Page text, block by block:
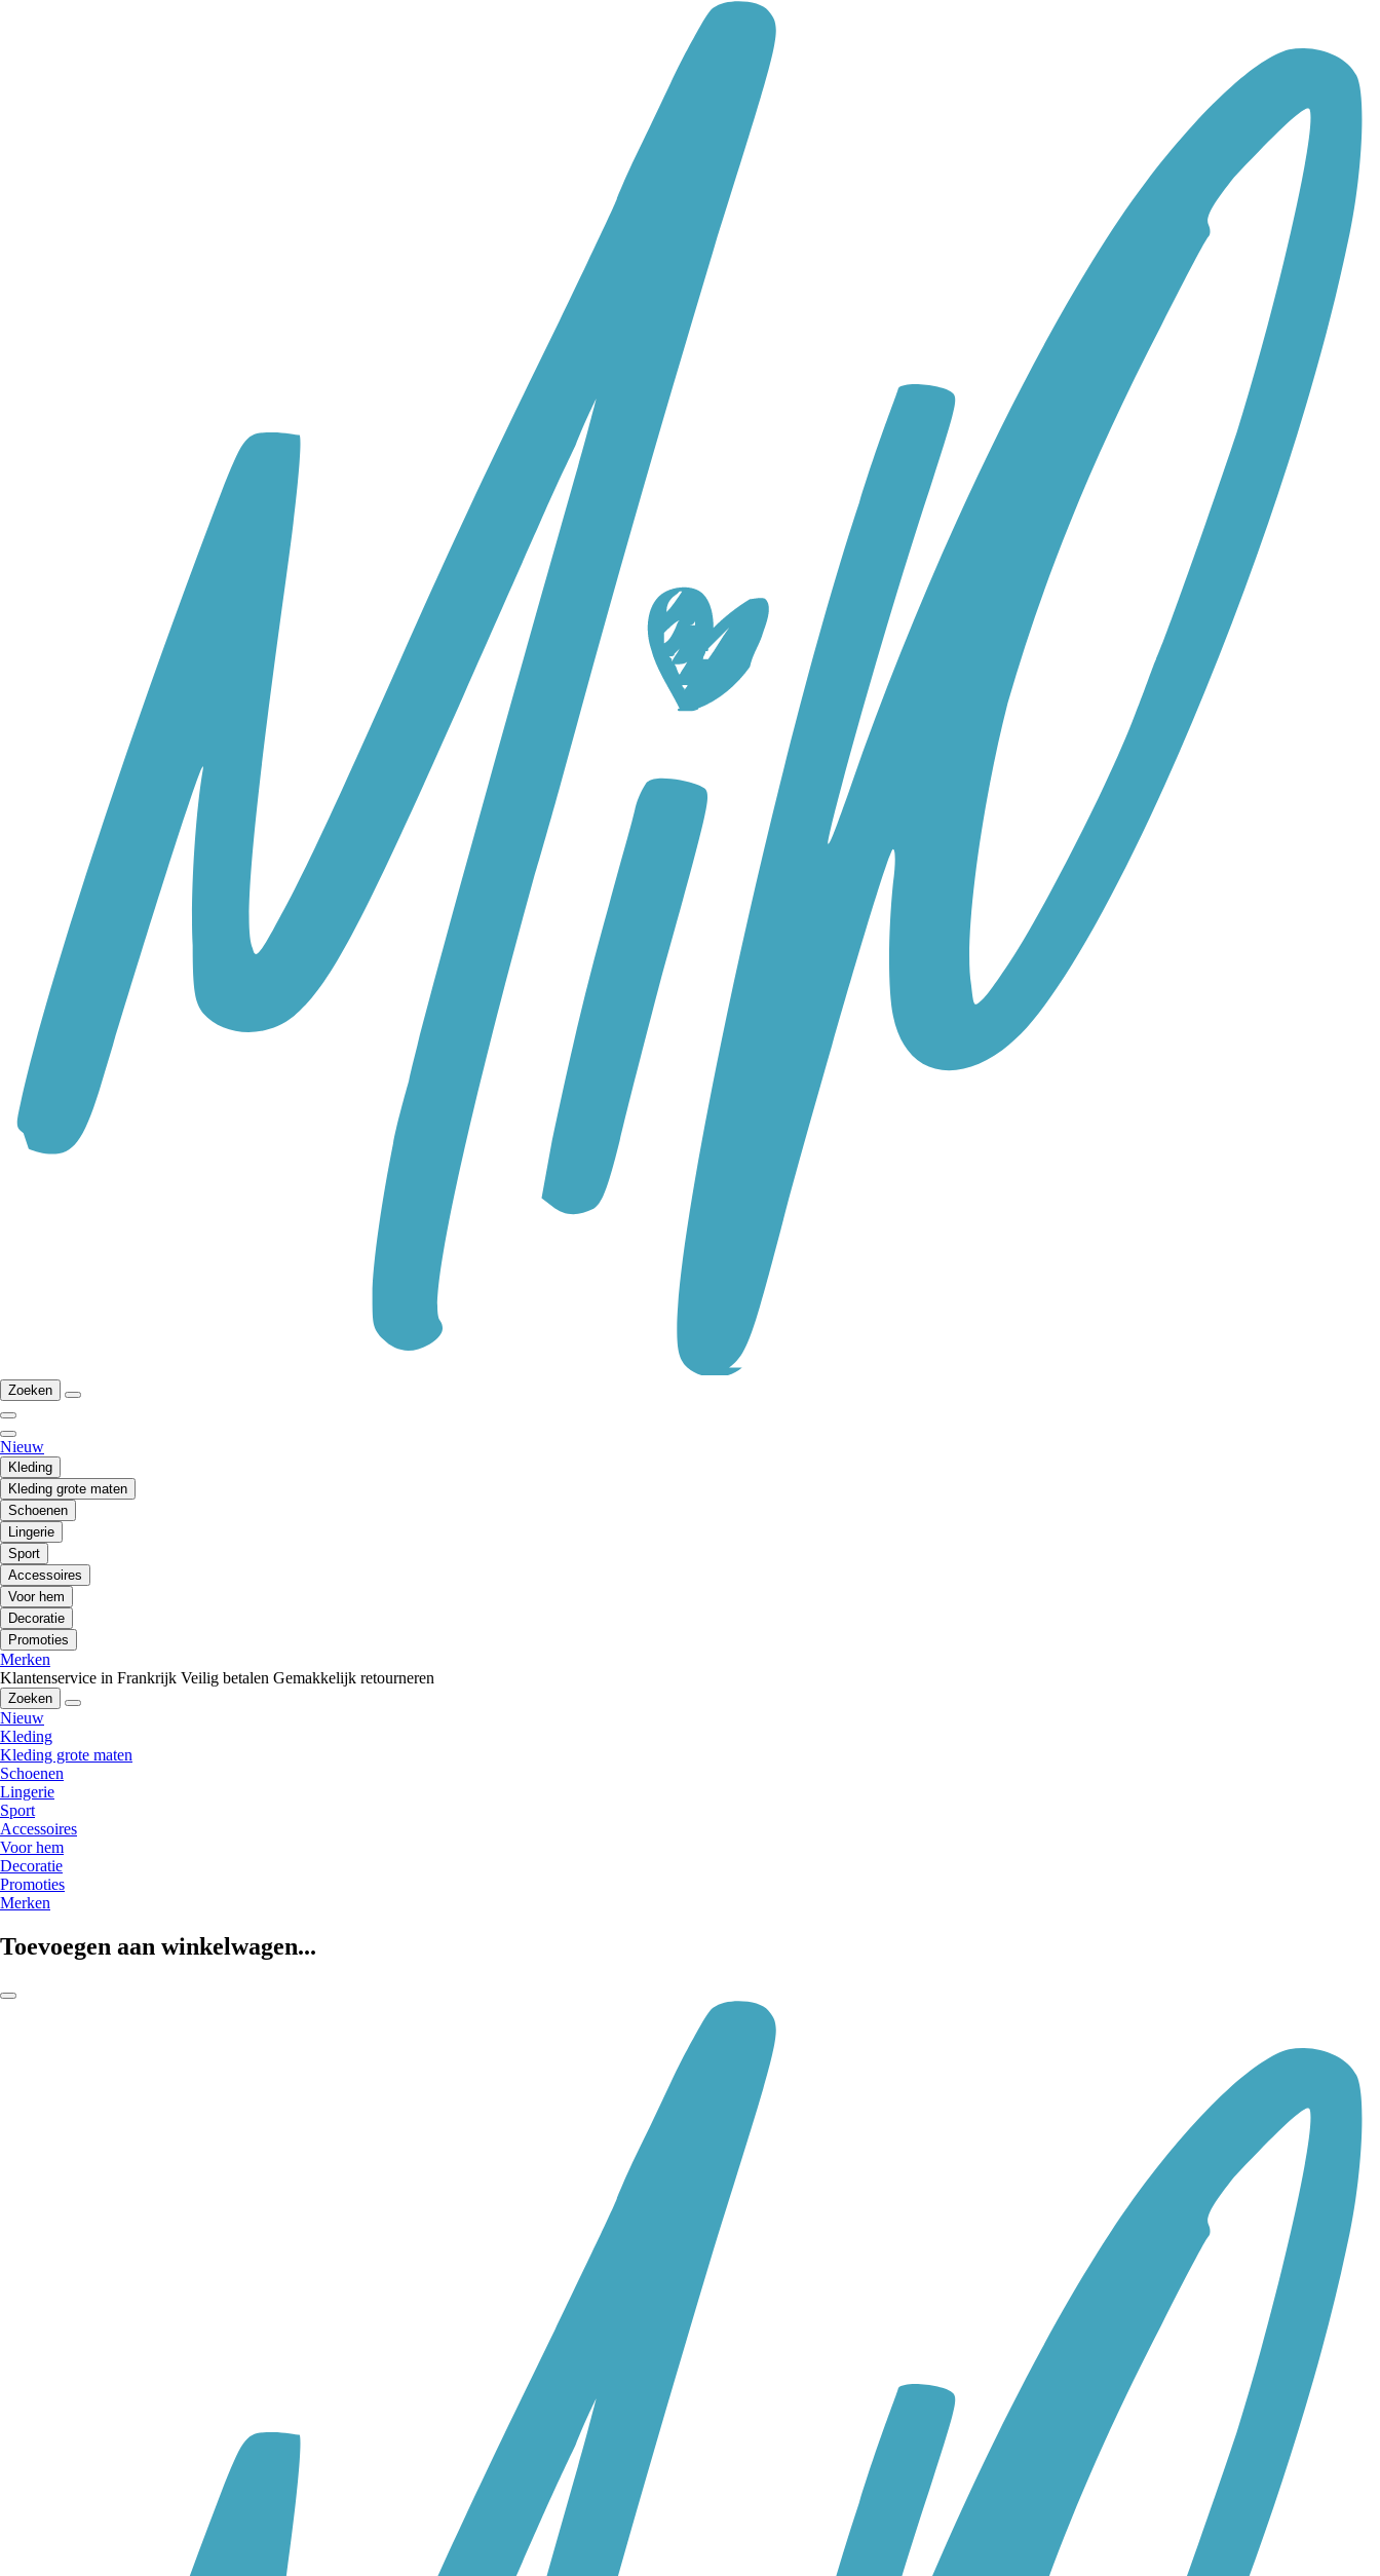
Zoeken
Nieuw
Kleding
Kleding grote maten
Schoenen
Lingerie
Sport
Accessoires
Voor hem
Decoratie
Promoties
Merken
Klantenservice in Frankrijk Veilig betalen Gemakkelijk retourneren
Zoeken
Nieuw
Kleding
Kleding grote maten
Schoenen
Lingerie
Sport
Accessoires
Voor hem
Decoratie
Promoties
Merken
Toevoegen aan winkelwagen...